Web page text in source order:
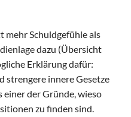
mehr Schuldgefühle als
dazu (Übersicht
Erklärung dafür:
strengere innere Gesetze
der Gründe, wieso
zu finden sind.